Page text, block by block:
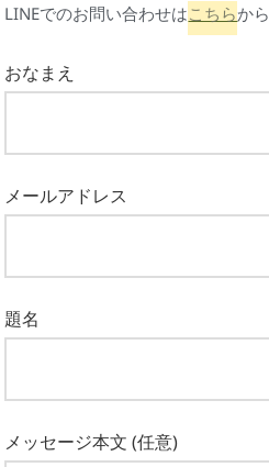
LINEでのお問い合わせはこちらから
おなまえ
メールアドレス
題名
メッセージ本文 (任意)